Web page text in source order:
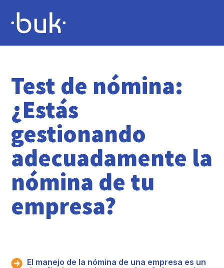
Test de nómina:
¿Estás
gestionando
adecuadamente la
nómina de tu
empresa?
El manejo de la nómina de una empresa es un